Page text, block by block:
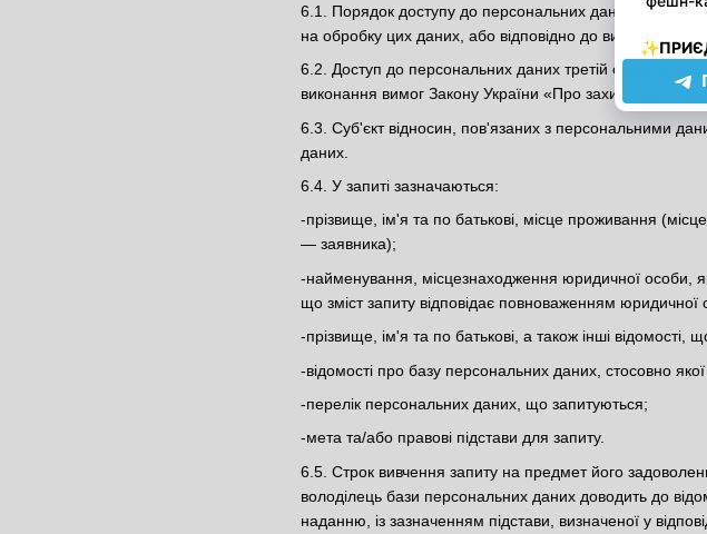
6.1. Порядок доступу до персональних даних третіх
на обробку цих даних, або відповідно до вимог закону.
6.2. Доступ до персональних даних третій особі не
виконання вимог Закону України «Про захист
6.3. Суб'єкт відносин, пов'язаних з персональними
даних.
6.4. У запиті зазначаються:
-прізвище, ім'я та по батькові, місце проживання
— заявника);
-найменування, місцезнаходження юридичної особи,
що зміст запиту відповідає повноваженням
-прізвище, ім'я та по батькові, а також інші відомості,
-відомості про базу персональних даних, стосовно
-перелік персональних даних, що запитуються;
-мета та/або правові підстави для запиту.
6.5. Строк вивчення запиту на предмет його
володілець бази персональних даних доводить до
наданню, із зазначенням підстави, визначеної у